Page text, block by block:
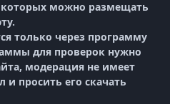
которых можно размещать
только через программу
для проверок нужно
модерация не имеет
просить его скачать